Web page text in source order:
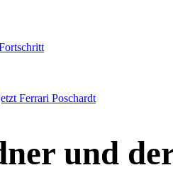
Ferrari Poschardt
und